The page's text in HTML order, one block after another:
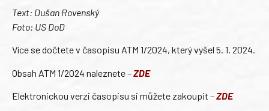
Text: Dušan Rovenský
Foto: US DoD
Více se dočtete v časopisu ATM 1/2024, který vyšel 5. 1. 2024.
Obsah ATM 1/2024 naleznete –ZDE
Elektronickou verzi časopisu si můžete zakoupit –ZDE